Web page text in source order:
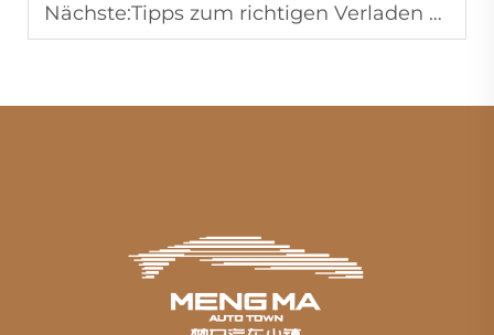
Nächste:Tipps zum richtigen Verladen von Fracht in einem SUV.